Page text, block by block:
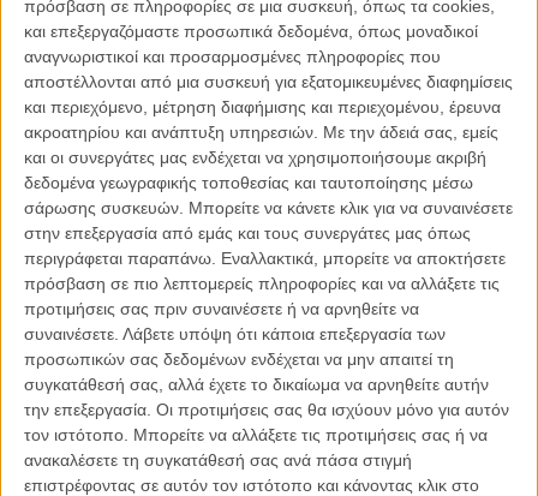
πρόσβαση σε πληροφορίες σε μια συσκευή, όπως τα cookies,
και επεξεργαζόμαστε προσωπικά δεδομένα, όπως μοναδικοί
αναγνωριστικοί και προσαρμοσμένες πληροφορίες που
αποστέλλονται από μια συσκευή για εξατομικευμένες διαφημίσεις
και περιεχόμενο, μέτρηση διαφήμισης και περιεχομένου, έρευνα
ακροατηρίου και ανάπτυξη υπηρεσιών. Με την άδειά σας, εμείς
και οι συνεργάτες μας ενδέχεται να χρησιμοποιήσουμε ακριβή
δεδομένα γεωγραφικής τοποθεσίας και ταυτοποίησης μέσω
σάρωσης συσκευών. Μπορείτε να κάνετε κλικ για να συναινέσετε
στην επεξεργασία από εμάς και τους συνεργάτες μας όπως
περιγράφεται παραπάνω. Εναλλακτικά, μπορείτε να αποκτήσετε
πρόσβαση σε πιο λεπτομερείς πληροφορίες και να αλλάξετε τις
προτιμήσεις σας πριν συναινέσετε ή να αρνηθείτε να
συναινέσετε. Λάβετε υπόψη ότι κάποια επεξεργασία των
προσωπικών σας δεδομένων ενδέχεται να μην απαιτεί τη
συγκατάθεσή σας, αλλά έχετε το δικαίωμα να αρνηθείτε αυτήν
την επεξεργασία. Οι προτιμήσεις σας θα ισχύουν μόνο για αυτόν
τον ιστότοπο. Μπορείτε να αλλάξετε τις προτιμήσεις σας ή να
ανακαλέσετε τη συγκατάθεσή σας ανά πάσα στιγμή
επιστρέφοντας σε αυτόν τον ιστότοπο και κάνοντας κλικ στο
Καθώς ο Νόλαν, αυτόν τον καιρό, δίνει τη μια συνέντευξη μετά την
άλλη για το λανσάρισμα του πολεμικού έπους του, η κουβέντα
τριγυρίζει το θέμα του Τζέιμς Μποντ και του πόσο καλή ιδέα θα
ήταν (θα ήταν;) ν' αναλάβει σκηνοθετικά το franchise. Εκείνο που ο
Νόλαν μπορεί ξεκάθαρα να πει, είναι πως για τον ίδιο, ο ρόλος τού
μετά-Ντάνιελ-Κρεγκ Μποντ, ανήκει αυτονόητα στον Τομ Χάρντι. «Θα
ήταν εκπληκτικός, πραγματικά,» είπε ο Νόλαν, υποστηρίζοντας
έκδηλα τη ζωώδη δύναμη αλλά και το στιλ και το χιούμορ του
τακτικού πρωταγωνιστή του.
Διαβάστε ακόμη:Από την «Αυγή» του Μουρνάου, ως το
«Speed»! Αυτές είναι οι 11 ταινίες-αναφορές του Κρίστοφερ
Νόλαν για το «Dunkirk»